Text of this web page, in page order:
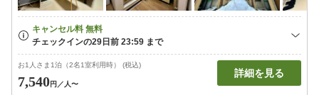
お1人さま1泊（2名1室利用時） (税込)
7,540円 ／人〜
詳細を見る